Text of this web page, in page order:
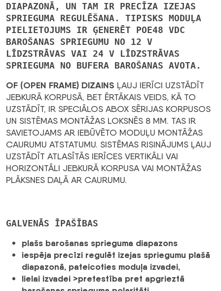
DIAPAZONĀ, UN TAM IR PRECĪZA IZEJAS
SPRIEGUMA REGULĒŠANA. TIPISKS MODUĻA
PIELIETOJUMS IR ĢENERĒT POE48 VDC
BAROŠANAS SPRIEGUMU NO 12 V
LĪDZSTRĀVAS VAI 24 V LĪDZSTRĀVAS
SPRIEGUMA NO BUFERA BAROŠANAS AVOTA.
OF (OPEN FRAME) DIZAINS ĻAUJ IERĪCI UZSTĀDĪT
JEBKURĀ KORPUSĀ, BET ĒRTĀKAIS VEIDS, KĀ TO
UZSTĀDĪT, IR SPECIĀLOS ABOX SĒRIJAS KORPUSOS
UN SISTĒMAS MONTĀŽAS LOKSNĒS 8 MM. TAS IR
SAVIETOJAMS AR IEBŪVĒTO MODUĻU MONTĀŽAS
CAURUMU ATSTATUMU. SISTĒMAS RISINĀJUMS ĻAUJ
UZSTĀDĪT ATLASĪTĀS IERĪCES VERTIKĀLI VAI
HORIZONTĀLI JEBKURĀ KORPUSA VAI MONTĀŽAS
PLĀKSNES DAĻĀ AR CAURUMU.
GALVENĀS ĪPAŠĪBAS
plašs barošanas sprieguma diapazons
iespēja precīzi regulēt izejas spriegumu plašā
diapazonā, pateicoties moduļa izvadei,
lielai izvadei >pretestība pret apgrieztā